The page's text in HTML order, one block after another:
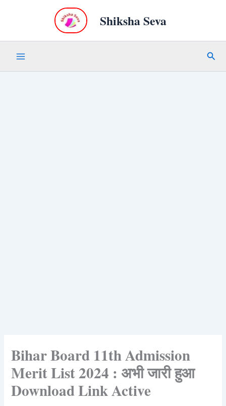
Shiksha Seva
Bihar Board 11th Admission
Merit List 2024 : अभी जारी हुआ
Download Link Active